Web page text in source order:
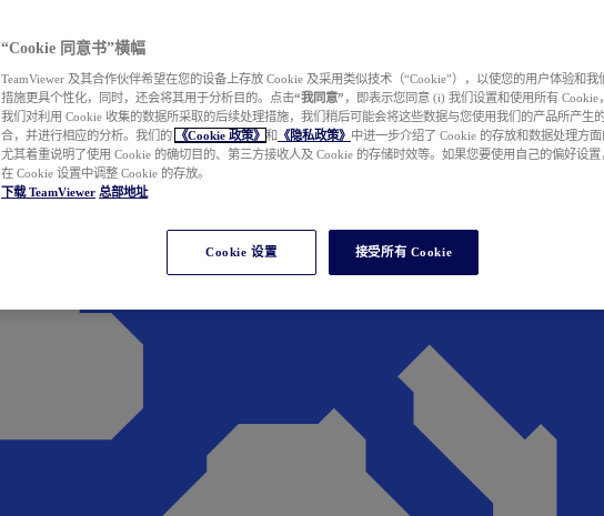
“Cookie 同意书”横幅
TeamViewer 及其合作伙伴希望在您的设备上存放 Cookie 及采用类似技术（“Cookie”），以使您的用户体验和我
措施更具个性化，同时，还会将其用于分析目的。点击“我同意” ，即表示您同意 (i) 我们设置和使用所有 Cookie
我们对利用 Cookie 收集的数据所采取的后续处理措施，我们稍后可能会将这些数据与您使用我们的产品所产生
合，并进行相应的分析。我们的
《Cookie 政策》 和 《隐私政策》 中进一步介绍了 Cookie 的存放和数据处理方面
尤其着重说明了使用 Cookie 的确切目的、第三方接收人及 Cookie 的存储时效等。如果您要使用自己的偏好设置
在 Cookie 设置中调整 Cookie 的存放。
下载 TeamViewer 总部地址
Cookie 设置 接受所有 Cookie